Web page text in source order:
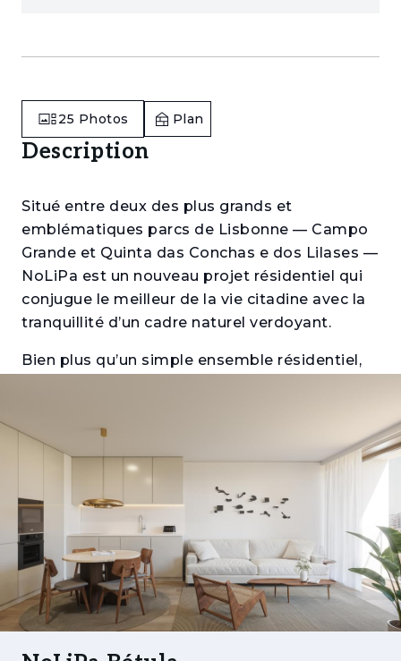
25 Photos Plan
Description
Situé entre deux des plus grands et
emblématiques parcs de Lisbonne — Campo
Grande et Quinta das Conchas e dos Lilases —
NoLiPa est un nouveau projet résidentiel qui
conjugue le meilleur de la vie citadine avec la
tranquillité d’un cadre naturel verdoyant.
Bien plus qu’un simple ensemble résidentiel,
offrir qualité de vie, confort, sécurité et un fort
esprit de communauté.
Une Architecture à Forte Identité, Intégrée à la
Nature
Composé de sept bâtiments — Acácia,
Plátano, Freixo, Tília, Bétula, Olaia et
Jacarandá — NoLiPa s’inspire de la diversité et
de l’élégance des espèces d’arbres qui lui